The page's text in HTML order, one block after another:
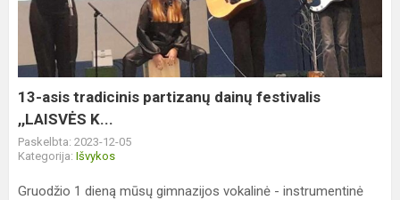
partizanų
dainų
festivalis
,,LAISVĖS
K...
13-asis tradicinis partizanų dainų festivalis
,,LAISVĖS K...
Paskelbta: 2023-12-05
Kategorija: Išvykos
Gruodžio 1 dieną mūsų gimnazijos vokalinė - instrumentinė